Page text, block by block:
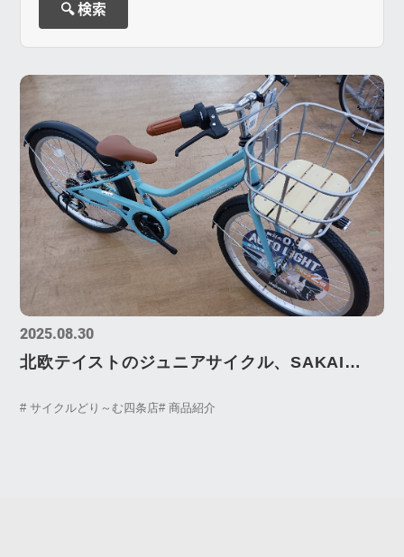
2025.08.30
北欧テイストのジュニアサイクル、SAKAI
# サイクルどり～む四条店# 商品紹介